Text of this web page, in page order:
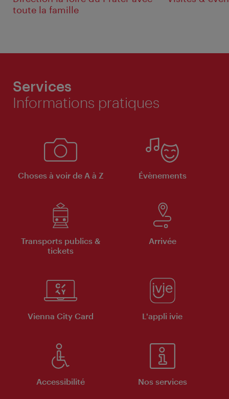
toute la famille
Services
Informations pratiques
Choses à voir de A à Z Évènements
Transports publics &
tickets
Arrivée
Vienna City Card L'appli ivie
Accessibilité Nos services